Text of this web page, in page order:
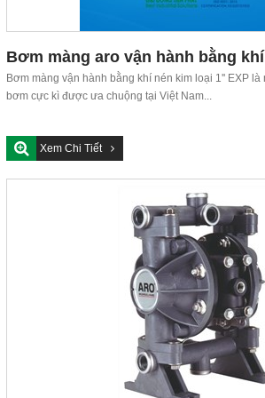
Bơm màng aro vận hành bằng
EXP
Bơm màng vận hành bằng khí nén kim loại 1'' EXP
bơm cực kì được ưa chuộng tại Việt Nam...
Xem Chi Tiết